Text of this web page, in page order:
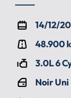
14/12/
48.900
3.0L 6
Noir Uni